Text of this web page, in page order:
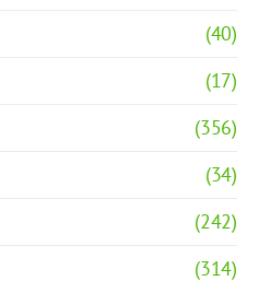
(40)
(17)
(356)
(34)
(242)
(314)